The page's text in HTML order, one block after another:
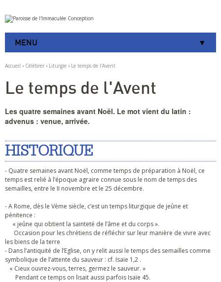
Aller
au
contenu.
à
navigation
Outils
personnels
MENU
Accueil › Célébrer › Liturgie › Le temps de l'Avent
Le temps de l'Avent
Les quatre semaines avant Noël. Le mot vient du latin :
advenus : venue, arrivée.
HISTORIQUE
- Quatre semaines avant Noël, comme temps de préparation à Noël, ce
temps est relié à l’époque agraire connue sous le nom de temps des
semailles, entre le II novembre et le 25 décembre.
- A Rome, dès le Vème siècle, c’est un temps liturgique de jeûne et
pénitence :
« jeûne qui obtient la sainteté de l’âme et du corps ».
Occasion pour les chrétiens de réfléchir sur leur manière de vivre avec
les biens de la terre
- Dans l’antiquité de l’Eglise, on y relit aussi le temps des semailles comme
symbolique de l’attente du sauveur : cf. Isaïe 1,2 .
« Cieux ouvrez-vous, terres, germez le sauveur. »
Pendant ce temps on lisait aussi parfois Isaïe 45.